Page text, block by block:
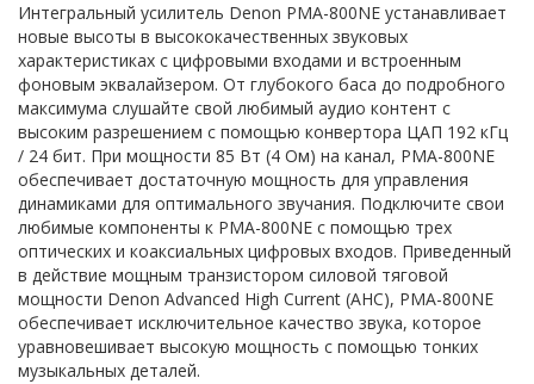
Интегральный усилитель Denon PMA-800NE устанавливает
новые высоты в высококачественных звуковых
характеристиках с цифровыми входами и встроенным
фоновым эквалайзером. От глубокого баса до подробного
максимума слушайте свой любимый аудио контент с
высоким разрешением с помощью конвертора ЦАП 192 кГц
/ 24 бит. При мощности 85 Вт (4 Ом) на канал, PMA-800NE
обеспечивает достаточную мощность для управления
динамиками для оптимального звучания. Подключите свои
любимые компоненты к PMA-800NE с помощью трех
оптических и коаксиальных цифровых входов. Приведенный
в действие мощным транзистором силовой тяговой
мощности Denon Advanced High Current (AHC), PMA-800NE
обеспечивает исключительное качество звука, которое
уравновешивает высокую мощность с помощью тонких
музыкальных деталей.